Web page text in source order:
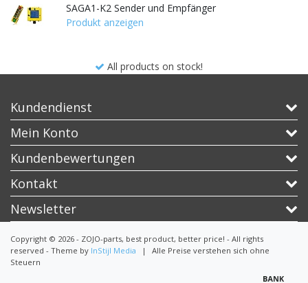
SAGA1-K2 Sender und Empfänger
Produkt anzeigen
All products on stock!
Kundendienst
Mein Konto
Kundenbewertungen
Kontakt
Newsletter
Copyright © 2026 - ZOJO-parts, best product, better price! - All rights
reserved - Theme by InStijl Media |
Alle Preise verstehen sich ohne
Steuern